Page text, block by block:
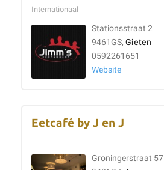
Internationaal
Stationsstraat 2
9461GS, Gieten
0592261651
Website
Eetcafé by J en J
Groningerstraat 57